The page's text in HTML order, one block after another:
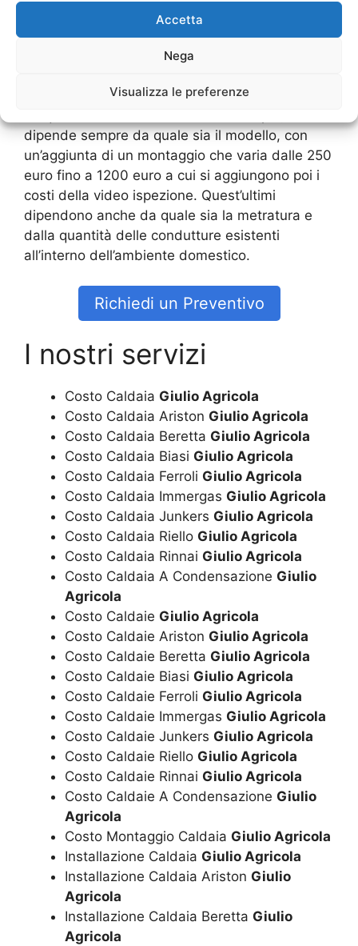
Accetta
Nega
Visualizza le preferenze
Ovviamente c’è da chiedersi quanto possa poi
essere il costo. In unaCaldaia A
Condensazione Prezzi Con Montaggio Giulio
sostenere potrebbe essere sulle 1.000 euro per
dipende sempre da quale sia il modello, con
un’aggiunta di un montaggio che varia dalle 250
euro fino a 1200 euro a cui si aggiungono poi i
costi della video ispezione. Quest’ultimi
dipendono anche da quale sia la metratura e
dalla quantità delle condutture esistenti
all’interno dell’ambiente domestico.
Richiedi un Preventivo
I nostri servizi
Costo Caldaia Giulio Agricola
Costo Caldaia Ariston Giulio Agricola
Costo Caldaia Beretta Giulio Agricola
Costo Caldaia Biasi Giulio Agricola
Costo Caldaia Ferroli Giulio Agricola
Costo Caldaia Immergas Giulio Agricola
Costo Caldaia Junkers Giulio Agricola
Costo Caldaia Riello Giulio Agricola
Costo Caldaia Rinnai Giulio Agricola
Costo Caldaia A Condensazione Giulio
Agricola
Costo Caldaie Giulio Agricola
Costo Caldaie Ariston Giulio Agricola
Costo Caldaie Beretta Giulio Agricola
Costo Caldaie Biasi Giulio Agricola
Costo Caldaie Ferroli Giulio Agricola
Costo Caldaie Immergas Giulio Agricola
Costo Caldaie Junkers Giulio Agricola
Costo Caldaie Riello Giulio Agricola
Costo Caldaie Rinnai Giulio Agricola
Costo Caldaie A Condensazione Giulio
Agricola
Costo Montaggio Caldaia Giulio Agricola
Installazione Caldaia Giulio Agricola
Installazione Caldaia Ariston Giulio
Agricola
Installazione Caldaia Beretta Giulio
Agricola